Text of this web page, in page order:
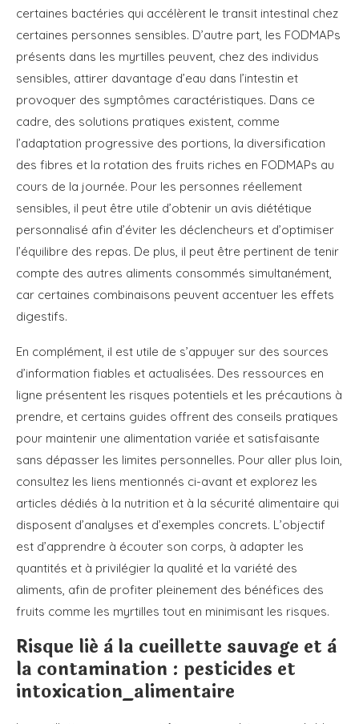
certaines bactéries qui accélèrent le transit intestinal chez
certaines personnes sensibles. D’autre part, les FODMAPs
présents dans les myrtilles peuvent, chez des individus
sensibles, attirer davantage d’eau dans l’intestin et
provoquer des symptômes caractéristiques. Dans ce
cadre, des solutions pratiques existent, comme
l’adaptation progressive des portions, la diversification
des fibres et la rotation des fruits riches en FODMAPs au
cours de la journée. Pour les personnes réellement
sensibles, il peut être utile d’obtenir un avis diététique
personnalisé afin d’éviter les déclencheurs et d’optimiser
l’équilibre des repas. De plus, il peut être pertinent de tenir
compte des autres aliments consommés simultanément,
car certaines combinaisons peuvent accentuer les effets
digestifs.
En complément, il est utile de s’appuyer sur des sources
d’information fiables et actualisées. Des ressources en
ligne présentent les risques potentiels et les précautions à
prendre, et certains guides offrent des conseils pratiques
pour maintenir une alimentation variée et satisfaisante
sans dépasser les limites personnelles. Pour aller plus loin,
consultez les liens mentionnés ci-avant et explorez les
articles dédiés à la nutrition et à la sécurité alimentaire qui
disposent d’analyses et d’exemples concrets. L’objectif
est d’apprendre à écouter son corps, à adapter les
quantités et à privilégier la qualité et la variété des
aliments, afin de profiter pleinement des bénéfices des
fruits comme les myrtilles tout en minimisant les risques.
Risque lié à la cueillette sauvage et à
la contamination : pesticides et
intoxication_alimentaire